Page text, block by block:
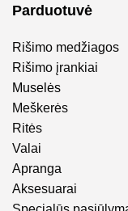
Parduotuvė
Rišimo medžiagos
Rišimo įrankiai
Muselės
Meškerės
Ritės
Valai
Apranga
Aksesuarai